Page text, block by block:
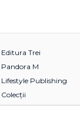
Editura Trei
Pandora M
Lifestyle Publishing
Colecții